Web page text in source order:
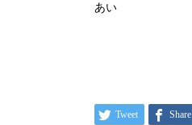
あい
Tweet Share